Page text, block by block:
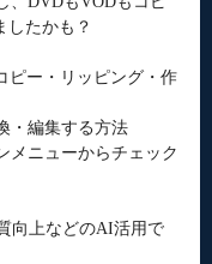
したかも？
ピー・リッピング・作
・編集する方法
メニューからチェック
向上などのAI活用で